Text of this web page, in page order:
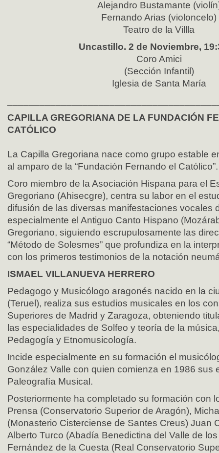
Alejandro Bustamante
Fernando Arias (violoncelo)
Teatro de la Villla
Uncastillo. 2 de Noviembre,
Coro Amici
(Sección Infantil)
Iglesia de Santa María
CAPILLA GREGORIANA DE LA FUNDACIÓN
CATÓLICO
La Capilla Gregoriana nace como grupo estable
al amparo de la “Fundación Fernando el Católico”.
Coro miembro de la Asociación Hispana para el
Gregoriano (Ahisecgre), centra su labor en el
difusión de las diversas manifestaciones vocales
especialmente el Antiguo Canto Hispano
Gregoriano, siguiendo escrupulosamente las
“Método de Solesmes” que profundiza en la
con los primeros testimonios de la notación
ISMAEL VILLANUEVA HERRERO
Pedagogo y Musicólogo aragonés nacido en la
(Teruel), realiza sus estudios musicales en los
Superiores de Madrid y Zaragoza, obteniendo
las especialidades de Solfeo y teoría de la
Pedagogía y Etnomusicología.
Incide especialmente en su formación el
González Valle con quien comienza en 1986 sus
Paleografía Musical.
Posteriormente ha completado su formación con
Prensa (Conservatorio Superior de Aragón),
(Monasterio Cisterciense de Santes Creus) Juan
Alberto Turco (Abadía Benedictina del Valle de
Fernández de la Cuesta (Real Conservatorio